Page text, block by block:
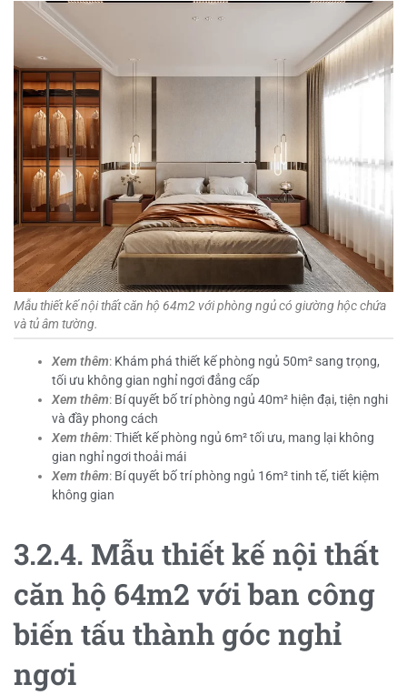
Mẫu thiết kế nội thất căn hộ 64m2 với phòng ngủ có giường hộc chứa
và tủ âm tường.
Xem thêm: Khám phá thiết kế phòng ngủ 50m² sang trọng,
tối ưu không gian nghỉ ngơi đẳng cấp
Xem thêm: Bí quyết bố trí phòng ngủ 40m² hiện đại, tiện nghi
và đầy phong cách
Xem thêm:Thiết kế phòng ngủ 6m² tối ưu, mang lại không
gian nghỉ ngơi thoải mái
Xem thêm: Bí quyết bố trí phòng ngủ 16m² tinh tế, tiết kiệm
không gian
3.2.4. Mẫu thiết kế nội thất
căn hộ 64m2 với ban công
biến tấu thành góc nghỉ
ngơi